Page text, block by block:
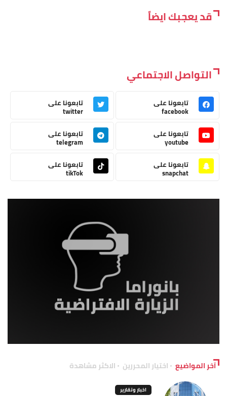
قد يعجبك ايضاً
التواصل الاجتماعي
تابعونا على
facebook
تابعونا على
twitter
تابعونا على
youtube
تابعونا على
telegram
تابعونا على
snapchat
تابعونا على
tikTok
آخر المواضيع اختيار المحررين الاكثر مشاهدة
اخبار وتقارير